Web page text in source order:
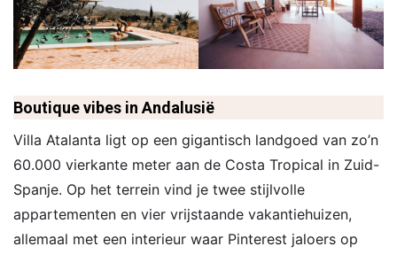
Boutique vibes in Andalusië
Villa Atalanta ligt op een gigantisch landgoed van zo’n
60.000 vierkante meter aan de Costa Tropical in Zuid-
Spanje. Op het terrein vind je twee stijlvolle
appartementen en vier vrijstaande vakantiehuizen,
allemaal met een interieur waar Pinterest jaloers op